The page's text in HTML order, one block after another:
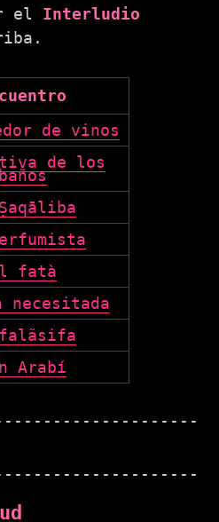
el Interludio
de vinos
de los
fatà
necesitada
Arabí